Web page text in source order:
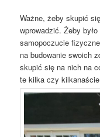
Ważne, żeby skupić
wprowadzić. Żeby
samopoczucie
na budowanie swoich
skupić się na nich na
te kilka czy